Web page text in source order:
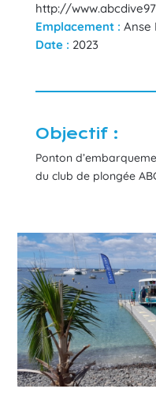
http://
Emplacement : Anse
Date : 2023
Objectif :
Ponton
du club de plongée